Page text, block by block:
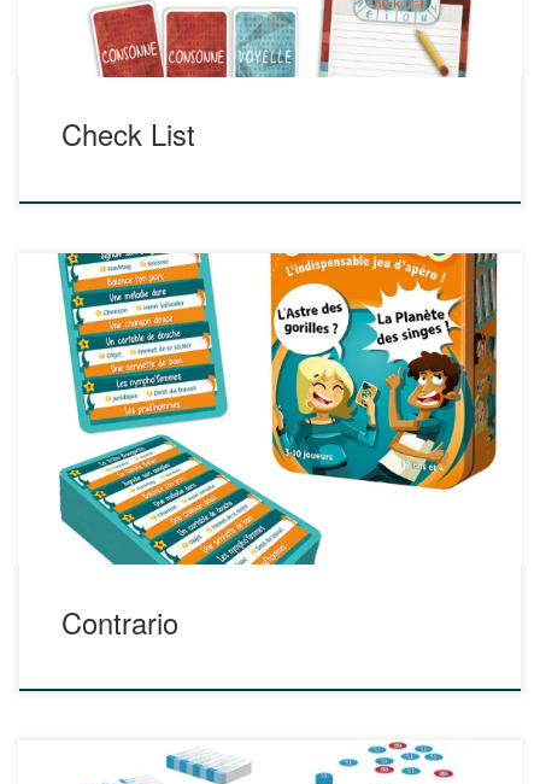
Check List
Ludo et le professeur Spill vous donnent rendez-vous tout
prochainement pour découvrir leur fiche relative au jeu
CONTRARIO. En attenant, découvrez cette ressource :
https://www.cocktailgames.com/jeu/contrario/ Contrario
Contrario